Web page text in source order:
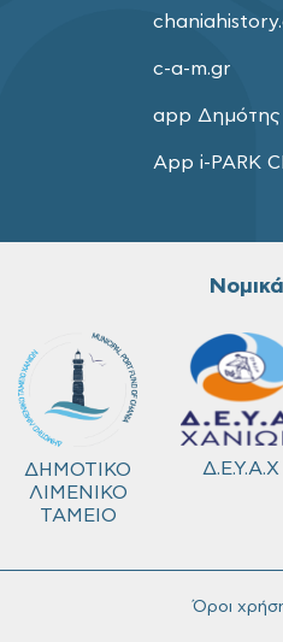
c-a-m.gr
app Δημότης
App i-PARK
ΔΗΜΟΤΙΚΟ
ΛΙΜΕΝΙΚΟ
ΤΑΜΕΙΟ
Δ.Ε.Υ.Α.Χ
Όροι